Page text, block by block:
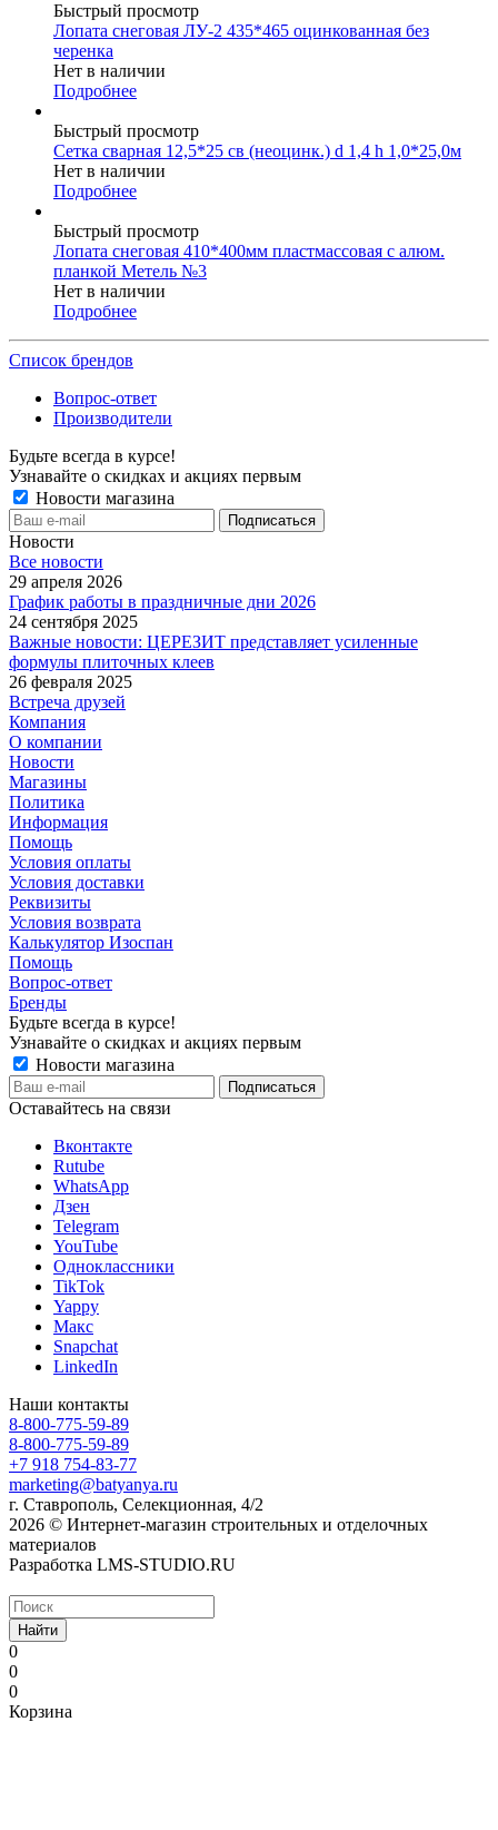
Быстрый просмотр
Лопата снеговая ЛУ-2 435*465 оцинкованная без
черенка
Нет в наличии
Подробнее
Быстрый просмотр
Сетка сварная 12,5*25 св (неоцинк.) d 1,4 h 1,0*25,0м
Нет в наличии
Подробнее
Быстрый просмотр
Лопата снеговая 410*400мм пластмассовая с алюм.
планкой Метель №3
Нет в наличии
Подробнее
Список брендов
Вопрос-ответ
Производители
Будьте всегда в курсе!
Узнавайте о скидках и акциях первым
Новости магазина
Новости
Все новости
29 апреля 2026
График работы в праздничные дни 2026
24 сентября 2025
Важные новости: ЦЕРЕЗИТ представляет усиленные
формулы плиточных клеев
26 февраля 2025
Встреча друзей
Компания
О компании
Новости
Магазины
Политика
Информация
Помощь
Условия оплаты
Условия доставки
Реквизиты
Условия возврата
Калькулятор Изоспан
Помощь
Вопрос-ответ
Бренды
Будьте всегда в курсе!
Узнавайте о скидках и акциях первым
Новости магазина
Оставайтесь на связи
Вконтакте
Rutube
WhatsApp
Дзен
Telegram
YouTube
Одноклассники
TikTok
Yappy
Макс
Snapchat
LinkedIn
Наши контакты
8-800-775-59-89
8-800-775-59-89
+7 918 754-83-77
marketing@batyanya.ru
г. Ставрополь, Селекционная, 4/2
2026 © Интернет-магазин строительных и отделочных
материалов
Разработка LMS-STUDIO.RU
Найти
0
0
0
Корзина